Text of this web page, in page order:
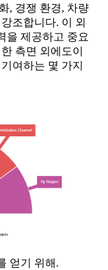
, 경쟁 환경, 차량
조합니다. 이 외
을 제공하고 중요
측면 외에도이
여하는 몇 가지
얻기 위해.